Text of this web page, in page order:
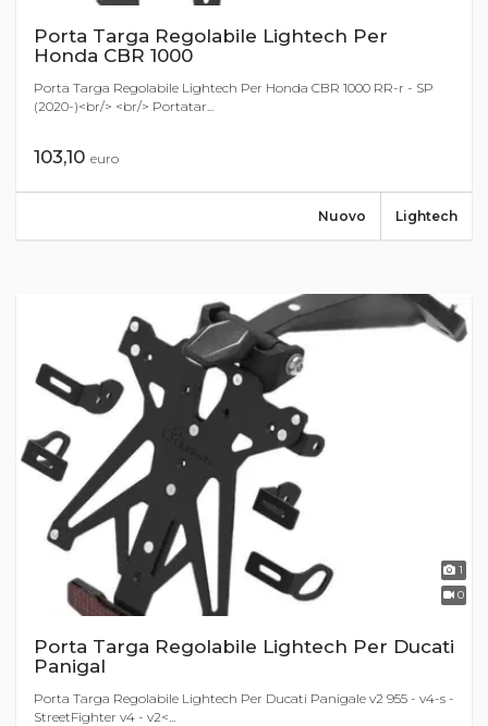
Porta Targa Regolabile Lightech Per
Honda CBR 1000
Porta Targa Regolabile Lightech Per Honda CBR 1000 RR-r - SP
(2020-)<br/> <br/> Portatar...
103,10 euro
Lightech
Nuovo
1
0
Porta Targa Regolabile Lightech Per Ducati
Panigal
Porta Targa Regolabile Lightech Per Ducati Panigale v2 955 - v4-s -
StreetFighter v4 - v2<...